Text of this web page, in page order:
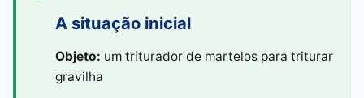
A situação inicial
Objeto: um triturador de martelos para triturar
gravilha